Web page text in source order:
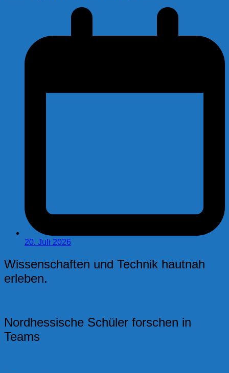
20. Juli 2026
Wissenschaften und Technik hautnah
erleben.
Nordhessische Schüler forschen in
Teams